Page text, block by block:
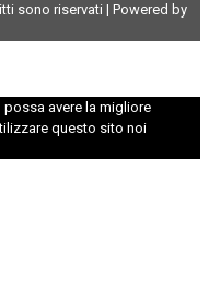
sono riservati | Powered by
avere la migliore
questo sito noi